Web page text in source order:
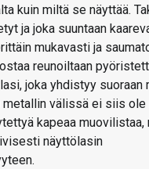
kuin miltä se näyttää.
ja joka suuntaan
mukavasti ja
reunoiltaan
joka yhdistyy suoraan
metallin välissä ei siis
kapeaa muovilistaa,
näyttölasin